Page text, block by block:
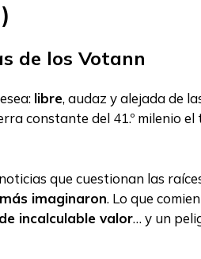
de los Votann
libre, audaz y alejada de
constante del 41.º milenio
que cuestionan las
imaginaron. Lo que
incalculable valor… y un